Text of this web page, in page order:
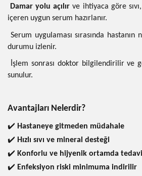
Damar yolu açılır ve ihtiyaca göre
içeren uygun serum hazırlanır.
Serum uygulaması sırasında hastanın
durumu izlenir.
İşlem sonrası doktor bilgilendirilir ve
sunulur.
Avantajları Nelerdir?
✔️ Hastaneye gitmeden müdahale
✔️ Hızlı sıvı ve mineral desteği
✔️ Konforlu ve hijyenik ortamda tedavi
✔️ Enfeksiyon riski minimuma indirilir